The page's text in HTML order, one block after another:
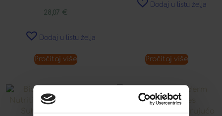
28,07 €
Dodaj u listu želja
Pročitaj više
Dodaj u listu želja
Pročitaj više